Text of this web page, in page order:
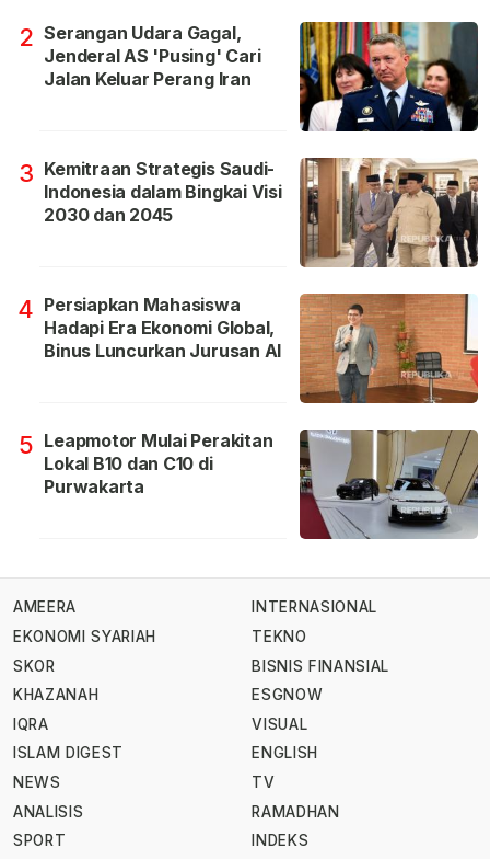
2 Serangan Udara Gagal,
Jenderal AS 'Pusing' Cari
Jalan Keluar Perang Iran
3 Kemitraan Strategis Saudi-
Indonesia dalam Bingkai Visi
2030 dan 2045
4 Persiapkan Mahasiswa
Hadapi Era Ekonomi Global,
Binus Luncurkan Jurusan AI
5 Leapmotor Mulai Perakitan
Lokal B10 dan C10 di
Purwakarta
AMEERA
EKONOMI SYARIAH
SKOR
KHAZANAH
IQRA
ISLAM DIGEST
NEWS
ANALISIS
SPORT
INTERNASIONAL
TEKNO
BISNIS FINANSIAL
ESGNOW
VISUAL
ENGLISH
TV
RAMADHAN
INDEKS